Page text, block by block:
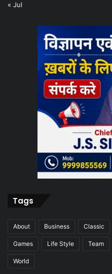
« Jul
Tags
About Business Classic
Games Life Style Team
World